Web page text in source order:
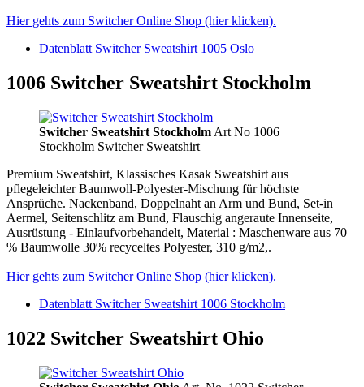
Hier gehts zum Switcher Online Shop (hier klicken).
Datenblatt Switcher Sweatshirt 1005 Oslo
1006 Switcher Sweatshirt Stockholm
Switcher Sweatshirt Stockholm Art No 1006
Stockholm Switcher Sweatshirt
Premium Sweatshirt, Klassisches Kasak Sweatshirt aus
pflegeleichter Baumwoll-Polyester-Mischung für höchste
Ansprüche. Nackenband, Doppelnaht an Arm und Bund, Set-in
Aermel, Seitenschlitz am Bund, Flauschig angeraute Innenseite,
Ausrüstung - Einlaufvorbehandelt, Material : Maschenware aus 70
% Baumwolle 30% recyceltes Polyester, 310 g/m2,.
Hier gehts zum Switcher Online Shop (hier klicken).
Datenblatt Switcher Sweatshirt 1006 Stockholm
1022 Switcher Sweatshirt Ohio